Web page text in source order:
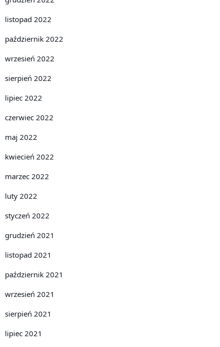
listopad 2022
październik 2022
wrzesień 2022
sierpień 2022
lipiec 2022
czerwiec 2022
maj 2022
kwiecień 2022
marzec 2022
luty 2022
styczeń 2022
grudzień 2021
listopad 2021
październik 2021
wrzesień 2021
sierpień 2021
lipiec 2021